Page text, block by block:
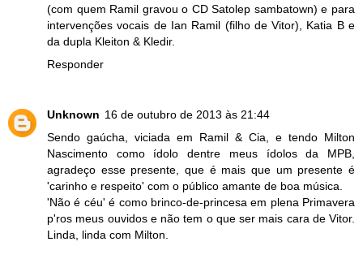
(com quem Ramil gravou o CD Satolep sambatown) e para
intervenções vocais de Ian Ramil (filho de Vitor), Katia B e
da dupla Kleiton & Kledir.
Responder
Unknown 16 de outubro de 2013 às 21:44
Sendo gaúcha, viciada em Ramil & Cia, e tendo Milton
Nascimento como ídolo dentre meus ídolos da MPB,
agradeço esse presente, que é mais que um presente é
'carinho e respeito' com o público amante de boa música.
'Não é céu' é como brinco-de-princesa em plena Primavera
p'ros meus ouvidos e não tem o que ser mais cara de Vitor.
Linda, linda com Milton.